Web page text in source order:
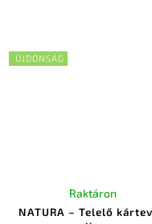
ÚJDONSÁG
NATURA – Telelő
Raktáron